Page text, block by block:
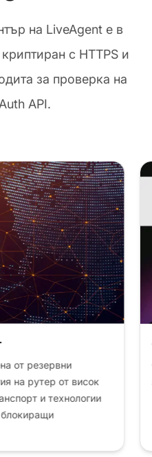
на LiveAgent е в
с HTTPS и
за проверка на
API.
от резервни
на рутер от висок
и технологии